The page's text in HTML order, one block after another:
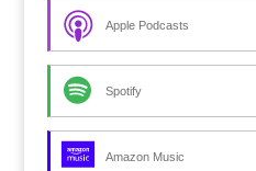
Apple Podcasts
Spotify
Amazon Music